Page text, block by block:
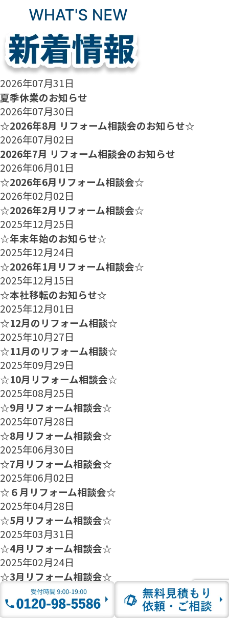
2026年07月31日
夏季休業のお知らせ
2026年07月30日
☆2026年8月 リフォーム相談会のお知らせ☆
2026年07月02日
2026年7月 リフォーム相談会のお知らせ
2026年06月01日
☆2026年6月リフォーム相談会☆
2026年02月02日
☆2026年2月リフォーム相談会☆
2025年12月25日
☆年末年始のお知らせ☆
2025年12月24日
☆2026年1月リフォーム相談会☆
2025年12月15日
☆本社移転のお知らせ☆
2025年12月01日
☆12月のリフォーム相談☆
2025年10月27日
☆11月のリフォーム相談☆
2025年09月29日
☆10月リフォーム相談会☆
2025年08月25日
☆9月リフォーム相談会☆
2025年07月28日
☆8月リフォーム相談会☆
2025年06月30日
☆7月リフォーム相談会☆
2025年06月02日
☆６月リフォーム相談会☆
2025年04月28日
☆5月リフォーム相談会☆
2025年03月31日
☆4月リフォーム相談会☆
2025年02月24日
☆3月リフォーム相談会☆
2025年01月27日
☆2月のリフォーム相談会のご案内☆